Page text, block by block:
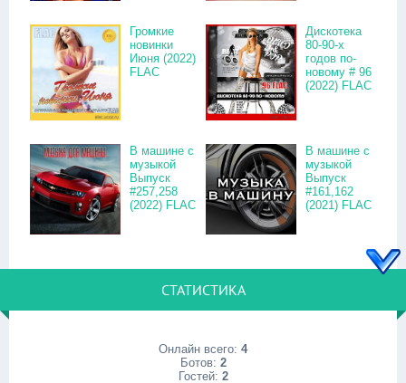
Громкие
новинки
Июня (2022)
FLAC
Дискотека
80-90-х
годов по-
новому # 96
(2022) FLAC
В машине с
музыкой
Выпуск
#257,258
(2022) FLAC
В машине с
музыкой
Выпуск
#161,162
(2021) FLAC
СТАТИСТИКА
Онлайн всего: 4
Ботов: 2
Гостей: 2